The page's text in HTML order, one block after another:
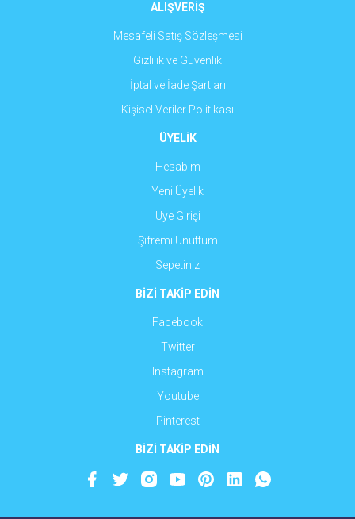
ALIŞVERİŞ
Mesafeli Satış Sözleşmesi
Gizlilik ve Güvenlik
İptal ve İade Şartları
Kişisel Veriler Politikası
ÜYELİK
Hesabım
Yeni Üyelik
Üye Girişi
Şifremi Unuttum
Sepetiniz
BİZİ TAKİP EDİN
Facebook
Twitter
Instagram
Youtube
Pinterest
BİZİ TAKİP EDİN